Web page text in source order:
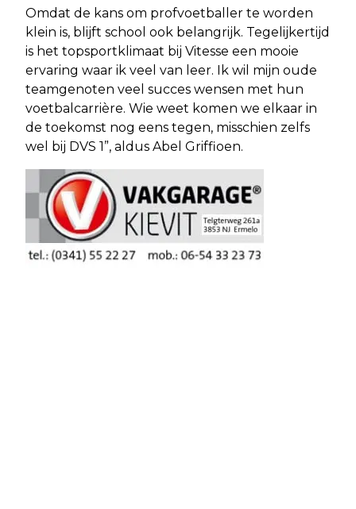
Omdat de kans om profvoetballer te worden
klein is, blijft school ook belangrijk. Tegelijkertijd
is het topsportklimaat bij Vitesse een mooie
ervaring waar ik veel van leer. Ik wil mijn oude
teamgenoten veel succes wensen met hun
voetbalcarrière. Wie weet komen we elkaar in
de toekomst nog eens tegen, misschien zelfs
wel bij DVS 1”, aldus Abel Griffioen.